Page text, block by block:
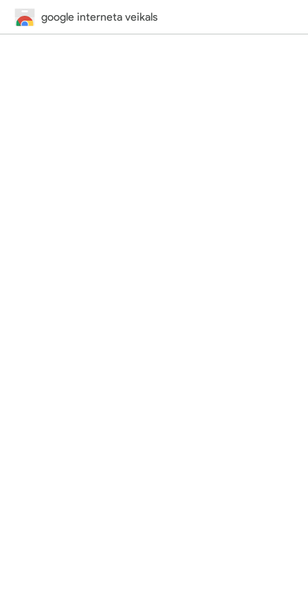
google interneta veikals